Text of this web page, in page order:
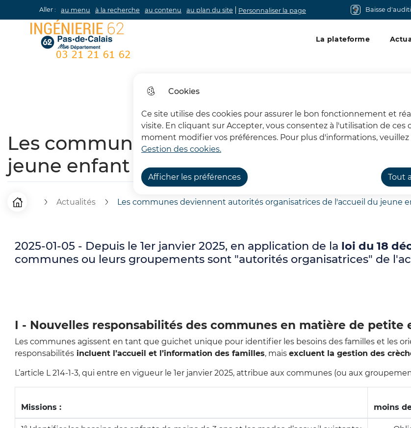
Cookies
Ce site utilise des cookies pour assurer le bon fonctionnement et
visite. En cliquant sur Accepter, vous consentez à l'utilisation de ces
moment modifier vos préférences. Pour plus d'informations,
Gestion des cookies.
Afficher les préférences Tout
Baisse
Aller : au menu à la recherche au contenu au plan du site Personnaliser la page
Ingénierie 62 La plateforme
Les communes deviennent autorités
jeune enfant
F
d
a
n
Accueil Actualités Les communes deviennent autorités organisatrices de l'accueil du jeune
2025-01-05 - Depuis le 1er janvier 2025, en application de la loi du 18
communes ou leurs groupements sont "autorités organisatrices" de
I - Nouvelles responsabilités des communes en matière de petite
Les communes agissent en tant que guichet unique pour identifier les besoins des familles et les
responsabilités incluent l’accueil et l’information des familles, mais excluent la gestion des
L’article L 214-1-3, qui entre en vigueur le 1er janvier 2025, attribue aux communes (ou aux
Missions : moins